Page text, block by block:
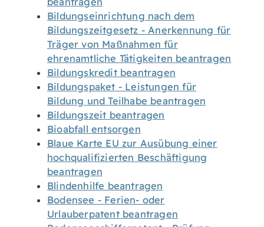
Bildungseinrichtung nach dem
Bildungszeitgesetz - Anerkennung für
Träger von Maßnahmen für
ehrenamtliche Tätigkeiten beantragen
Bildungskredit beantragen
Bildungspaket - Leistungen für
Bildung und Teilhabe beantragen
Bildungszeit beantragen
Bioabfall entsorgen
Blaue Karte EU zur Ausübung einer
hochqualifizierten Beschäftigung
beantragen
Blindenhilfe beantragen
Bodensee - Ferien- oder
Urlauberpatent beantragen